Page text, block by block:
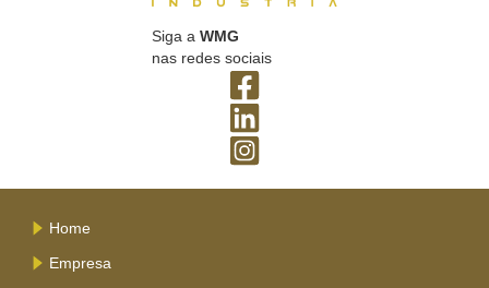
Siga a WMG
nas redes sociais
Home
Empresa